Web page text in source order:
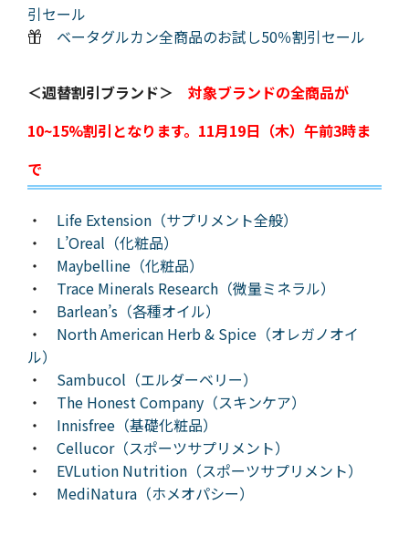
引セール
ベータグルカン全商品のお試し50％割引セール
＜週替割引ブランド＞ 対象ブランドの全商品が
10~15%割引となります。11月19日（木）午前3時ま
で
・ Life Extension（サプリメント全般）
・ L’Oreal（化粧品）
・ Maybelline（化粧品）
・ Trace Minerals Research（微量ミネラル）
・ Barlean’s（各種オイル）
・ North American Herb & Spice（オレガノオイ
ル）
・ Sambucol（エルダーベリー）
・ The Honest Company（スキンケア）
・ Innisfree（基礎化粧品）
・ Cellucor（スポーツサプリメント）
・ EVLution Nutrition（スポーツサプリメント）
・ MediNatura（ホメオパシー）